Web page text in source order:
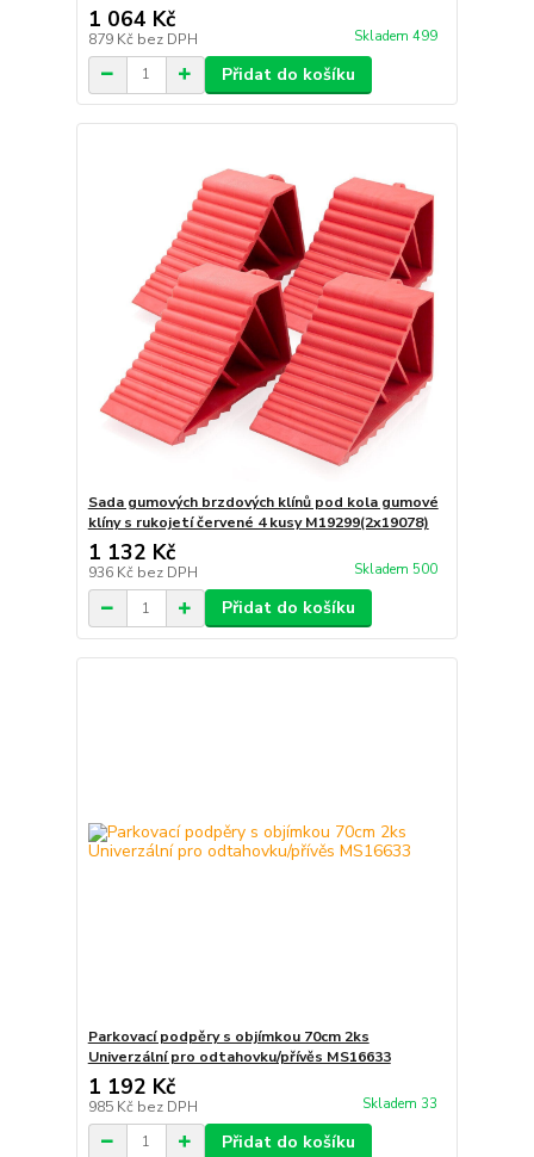
1 064 Kč
879 Kč bez DPH Skladem 499
Přidat do košíku
Sada gumových brzdových klínů pod kola gumové
klíny s rukojetí červené 4 kusy M19299(2x19078)
1 132 Kč
936 Kč bez DPH Skladem 500
Přidat do košíku
Parkovací podpěry s objímkou 70cm 2ks
Univerzální pro odtahovku/přívěs MS16633
1 192 Kč
985 Kč bez DPH Skladem 33
Přidat do košíku